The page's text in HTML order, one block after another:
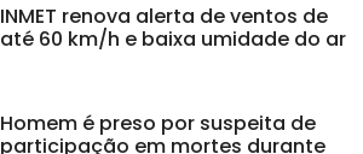
INMET renova alerta de ventos de
até 60 km/h e baixa umidade do ar
Homem é preso por suspeita de
participação em mortes durante